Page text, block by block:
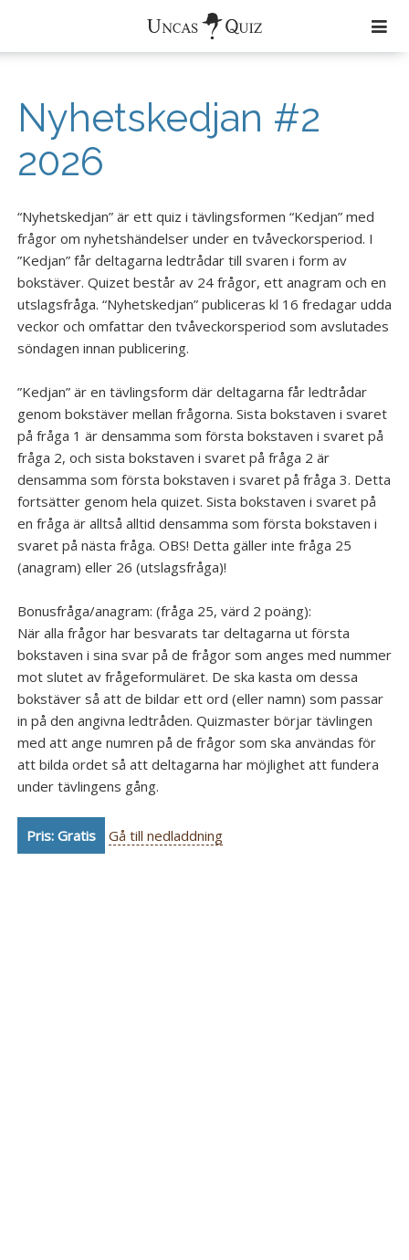
Aktuellt
Om Uncas Quiz
Musik
Zimmerband
Uncas Tribe
Uncas och den Andre
Kontakt
Galleri
Nyhetskedjan #2
2026
“Nyhetskedjan” är ett quiz i tävlingsformen “Kedjan” med
frågor om nyhetshändelser under en tvåveckorsperiod. I
”Kedjan” får deltagarna ledtrådar till svaren i form av
bokstäver. Quizet består av 24 frågor, ett anagram och en
utslagsfråga. “Nyhetskedjan” publiceras kl 16 fredagar udda
veckor och omfattar den tvåveckorsperiod som avslutades
söndagen innan publicering.
”Kedjan” är en tävlingsform där deltagarna får ledtrådar
genom bokstäver mellan frågorna. Sista bokstaven i svaret
på fråga 1 är densamma som första bokstaven i svaret på
fråga 2, och sista bokstaven i svaret på fråga 2 är
densamma som första bokstaven i svaret på fråga 3. Detta
fortsätter genom hela quizet. Sista bokstaven i svaret på
en fråga är alltså alltid densamma som första bokstaven i
svaret på nästa fråga. OBS! Detta gäller inte fråga 25
(anagram) eller 26 (utslagsfråga)!
Bonusfråga/anagram: (fråga 25, värd 2 poäng):
När alla frågor har besvarats tar deltagarna ut första
bokstaven i sina svar på de frågor som anges med nummer
mot slutet av frågeformuläret. De ska kasta om dessa
bokstäver så att de bildar ett ord (eller namn) som passar
in på den angivna ledtråden. Quizmaster börjar tävlingen
med att ange numren på de frågor som ska användas för
att bilda ordet så att deltagarna har möjlighet att fundera
under tävlingens gång.
Pris: Gratis Gå till nedladdning